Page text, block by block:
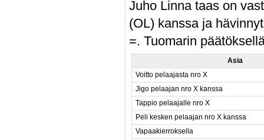
Juho Linna taas on
(OL) kanssa ja
=. Tuomarin
Asia
Voitto pelaajasta nro X
Jigo pelaajan nro X kanssa
Tappio pelaajalle nro X
Peli kesken pelaajan nro X kanssa
Vapaakierroksella